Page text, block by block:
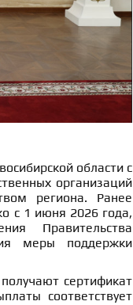
области с
организаций
региона. Ранее
с 1 июня 2026 года,
Правительства
меры поддержки
сертификат
соответствует